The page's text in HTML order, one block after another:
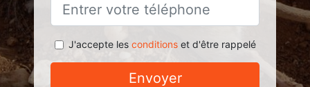
J'accepte les conditionset d'être rappelé
Envoyer